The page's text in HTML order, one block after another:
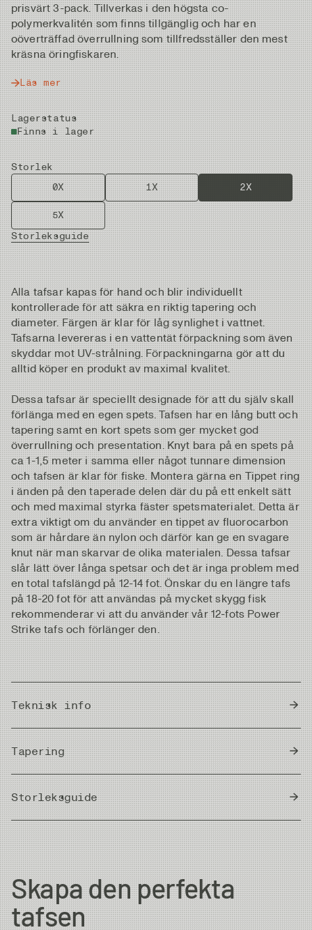
prisvärt 3-pack. Tillverkas i den högsta co-
polymerkvalitén som finns tillgänglig och har en
oöverträffad överrullning som tillfredsställer den mest
kräsna öringfiskaren.
Läs mer
Lagerstatus
Finns i lager
Storlek
0X
1X 2X
5X
Storleksguide
Alla tafsar kapas för hand och blir individuellt
kontrollerade för att säkra en riktig tapering och
diameter. Färgen är klar för låg synlighet i vattnet.
Tafsarna levereras i en vattentät förpackning som även
skyddar mot UV-strålning. Förpackningarna gör att du
alltid köper en produkt av maximal kvalitet.
Dessa tafsar är speciellt designade för att du själv skall
förlänga med en egen spets. Tafsen har en lång butt och
tapering samt en kort spets som ger mycket god
överrullning och presentation. Knyt bara på en spets på
ca 1-1,5 meter i samma eller något tunnare dimension
och tafsen är klar för fiske. Montera gärna en Tippet ring
i änden på den taperade delen där du på ett enkelt sätt
och med maximal styrka fäster spetsmaterialet. Detta är
extra viktigt om du använder en tippet av fluorocarbon
som är hårdare än nylon och därför kan ge en svagare
knut när man skarvar de olika materialen. Dessa tafsar
slår lätt över långa spetsar och det är inga problem med
en total tafslängd på 12-14 fot. Önskar du en längre tafs
på 18-20 fot för att användas på mycket skygg fisk
rekommenderar vi att du använder vår 12-fots Power
Strike tafs och förlänger den.
Teknisk info
Country of Origin Japan
Tapering
Storleksguide
Meter/Cm|Fot/Tum
Butt Diam. Tip Diam. Strength
0X 0.64mm 0.285mm 5.6kg
Skapa den perfekta
tafsen